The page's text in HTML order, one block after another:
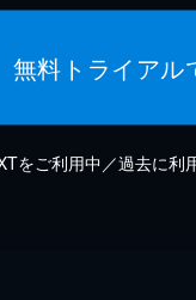
無料トライアル
をご利用中／過去に利